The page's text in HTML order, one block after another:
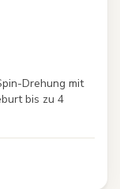
Drehung mit
bis zu 4